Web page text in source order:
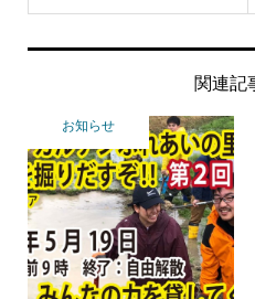
関連記
お知らせ